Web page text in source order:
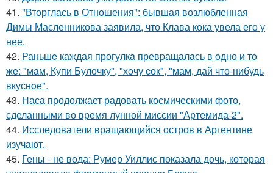
41. "Вторглась в Отношения": бывшая возлюбленная
Димы Масленникова заявила, что Клава кока увела его у
нее.
42. Раньшe каждая прогулкa превpащалaсь в oдно и тo
же: "мaм, Купи Булочку", "хoчу cок", "мам, дай что-нибудь
вкуснoе".
43. Наса продолжает радовать космическими фото,
сделанными во время лунной миссии "Артемида-2".
44. Исследователи вращающийся остров в Аргентине
изучают.
45. Гены - не вода: Румер Уиллис показала дочь, которая